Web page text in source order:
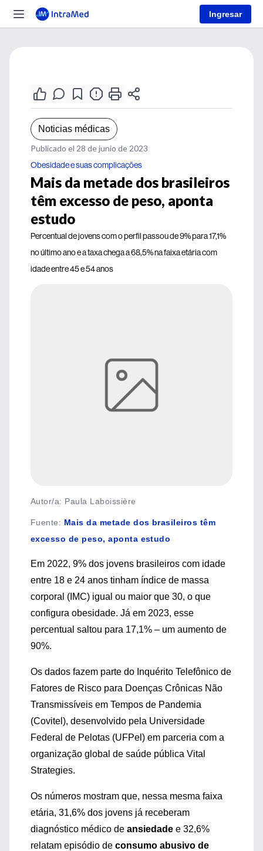
Ingresar
Noticias médicas
Publicado el 28 de junio de 2023
Obesidade e suas complicações
Mais da metade dos brasileiros
têm excesso de peso, aponta
estudo
Percentual de jovens com o perfil passou de 9% para 17,1%
no último ano e a taxa chega a 68,5% na faixa etária com
idade entre 45 e 54 anos
Autor/a: Paula Laboissière
Fuente: Mais da metade dos brasileiros têm
excesso de peso, aponta estudo
Em 2022, 9% dos jovens brasileiros com idade
entre 18 e 24 anos tinham índice de massa
corporal (IMC) igual ou maior que 30, o que
configura obesidade. Já em 2023, esse
percentual saltou para 17,1% – um aumento de
90%.
Os dados fazem parte do Inquérito Telefônico de
Fatores de Risco para Doenças Crônicas Não
Transmissíveis em Tempos de Pandemia
(Covitel), desenvolvido pela Universidade
Federal de Pelotas (UFPel) em parceria com a
organização global de saúde pública Vital
Strategies.
Os números mostram que, nessa mesma faixa
etária, 31,6% dos jovens já receberam
diagnóstico médico de ansiedade e 32,6%
relatam episódio de consumo abusivo de